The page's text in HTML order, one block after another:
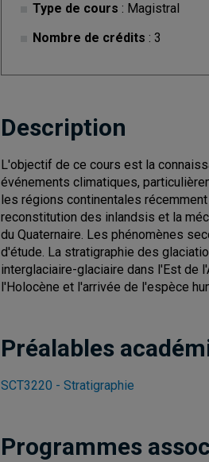
Type de cours : Magistral
Nombre de crédits : 3
Description
L'objectif de ce cours est la
événements climatiques,
les régions continentales
reconstitution des inlandsis et la
du Quaternaire. Les phénomènes
d'étude. La stratigraphie des
interglaciaire-glaciaire dans l'Est de
l'Holocène et l'arrivée de l'espèce
Préalables
SCT3220 - Stratigraphie
Programmes